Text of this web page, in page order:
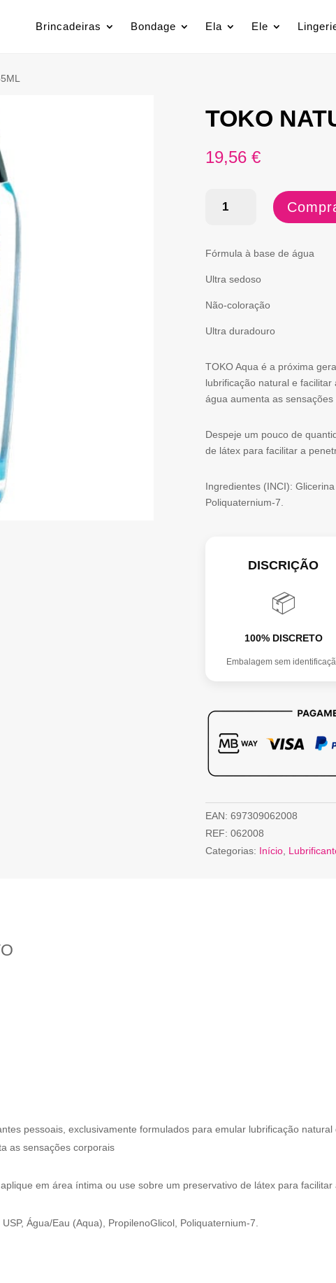
Brincadeiras Bondage Ela Ele
TOKO
19,56 €
Fórmula à base de água
Ultra sedoso
Não-coloração
Ultra duradouro
TOKO Aqua é a próxima
lubrificação natural e
água aumenta as sensações
Despeje um pouco de
de látex para facilitar a
Ingredientes (INCI):
Poliquaternium-7.
DISCRIÇÃO
📦
100% DISCRETO
Embalagem sem
EAN: 697309062008
REF: 062008
Categorias: Início,
pessoais, exclusivamente formulados para emular lubrificação
as sensações corporais
em área íntima ou use sobre um preservativo de látex para facilitar
Água/Eau (Aqua), PropilenoGlicol, Poliquaternium-7.